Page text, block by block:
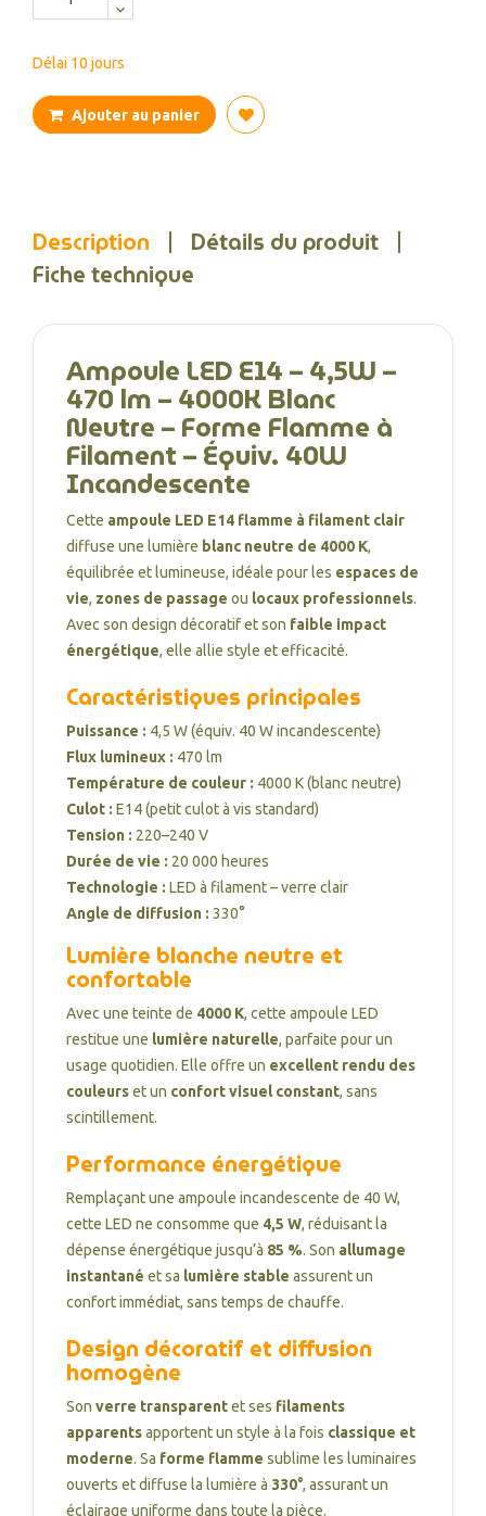
Délai 10 jours
Ajouter au panier
Description
Détails du produit
Fiche technique
Ampoule LED E14 – 4,5W –
470 lm – 4000K Blanc
Neutre – Forme Flamme à
Filament – Équiv. 40W
Incandescente
Cette ampoule LED E14 flamme à filament clair
diffuse une lumière blanc neutre de 4000 K,
équilibrée et lumineuse, idéale pour les espaces de
vie, zones de passage ou locaux professionnels.
Avec son design décoratif et son faible impact
énergétique, elle allie style et efficacité.
Caractéristiques principales
Puissance : 4,5 W (équiv. 40 W incandescente)
Flux lumineux : 470 lm
Température de couleur : 4000 K (blanc neutre)
Culot : E14 (petit culot à vis standard)
Tension : 220–240 V
Durée de vie : 20 000 heures
Technologie : LED à filament – verre clair
Angle de diffusion : 330°
Lumière blanche neutre et
confortable
Avec une teinte de 4000 K, cette ampoule LED
restitue une lumière naturelle, parfaite pour un
usage quotidien. Elle offre un excellent rendu des
couleurset un confort visuel constant, sans
scintillement.
Performance énergétique
Remplaçant une ampoule incandescente de 40 W,
cette LED ne consomme que 4,5 W, réduisant la
dépense énergétique jusqu’à 85 %. Son allumage
instantané et sa lumière stable assurent un
confort immédiat, sans temps de chauffe.
Design décoratif et diffusion
homogène
Son verre transparentet ses filaments
apparentsapportent un style à la fois classique et
moderne. Sa forme flamme sublime les luminaires
ouverts et diffuse la lumière à 330°, assurant un
éclairage uniforme dans toute la pièce.